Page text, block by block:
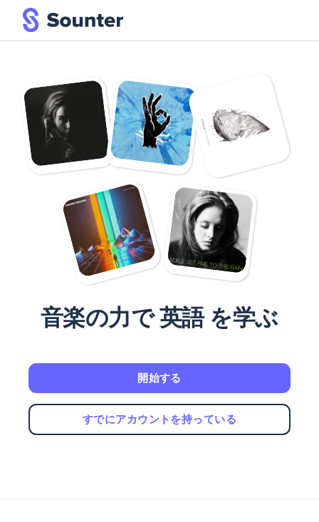
音楽の力で 英語 を学ぶ
開始する
すでにアカウントを持っている